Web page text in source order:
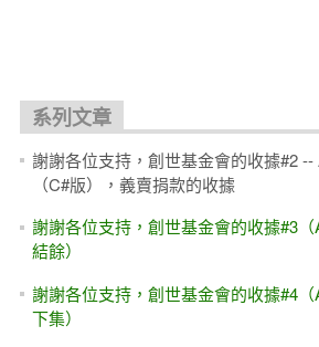
系列文章
謝謝各位支持，創世基金會的收據#2
（C#版），義賣捐款的收據
謝謝各位支持，創世基金會的收據#3
結餘）
謝謝各位支持，創世基金會的收據#4
下集）